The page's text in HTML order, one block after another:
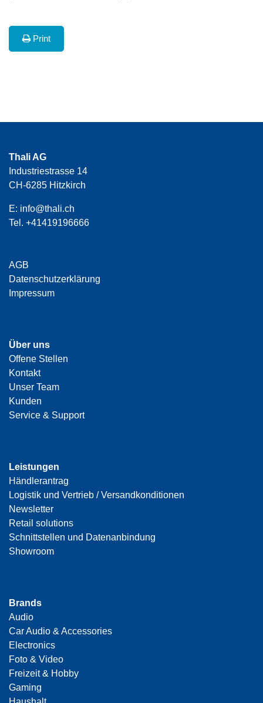
Print
Thali AG
Industriestrasse 14
CH-6285 Hitzkirch
E: info@thali.ch
Tel. +41419196666
AGB
Datenschutzerklärung
Impressum
Über uns
Offene Stellen
Kontakt
Unser Team
Kunden
Service & Support
Leistungen
Händlerantrag
Logistik und Vertrieb / Versandkonditionen
Newsletter
Retail solutions
Schnittstellen und Datenanbindung
Showroom
Brands
Audio
Car Audio & Accessories
Electronics
Foto & Video
Freizeit & Hobby
Gaming